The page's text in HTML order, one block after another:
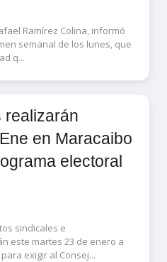
Ramírez Colina, informó
semanal de los lunes, que
q...
realizarán
en Maracaibo
electoral
sindicales e
este martes 23 de enero a
exigir al Consej...